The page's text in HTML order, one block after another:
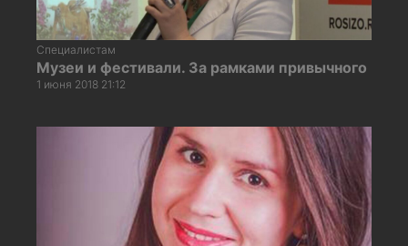
Специалистам
Музеи и фестивали. За рамками привычного
1 июня 2018 21:12